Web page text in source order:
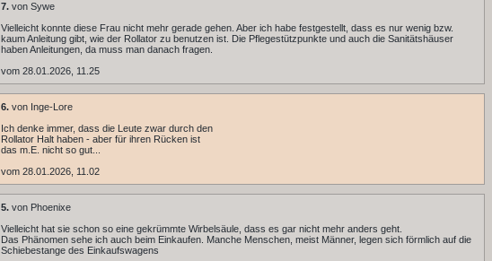
7. von Sywe
Vielleicht konnte diese Frau nicht mehr gerade gehen. Aber ich habe festgestellt, dass es nur wenig bzw.
kaum Anleitung gibt, wie der Rollator zu benutzen ist. Die Pflegestützpunkte und auch die Sanitätshäuser
haben Anleitungen, da muss man danach fragen.
vom 28.01.2026, 11.25
6. von Inge-Lore
Ich denke immer, dass die Leute zwar durch den
Rollator Halt haben - aber für ihren Rücken ist
das m.E. nicht so gut...
vom 28.01.2026, 11.02
5. von Phoenixe
Vielleicht hat sie schon so eine gekrümmte Wirbelsäule, dass es gar nicht mehr anders geht.
Das Phänomen sehe ich auch beim Einkaufen. Manche Menschen, meist Männer, legen sich förmlich auf die
Schiebestange des Einkaufswagens